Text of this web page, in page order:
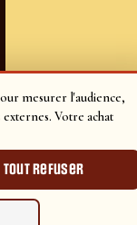
mesurer l'audience,
Votre achat
Tout refuser